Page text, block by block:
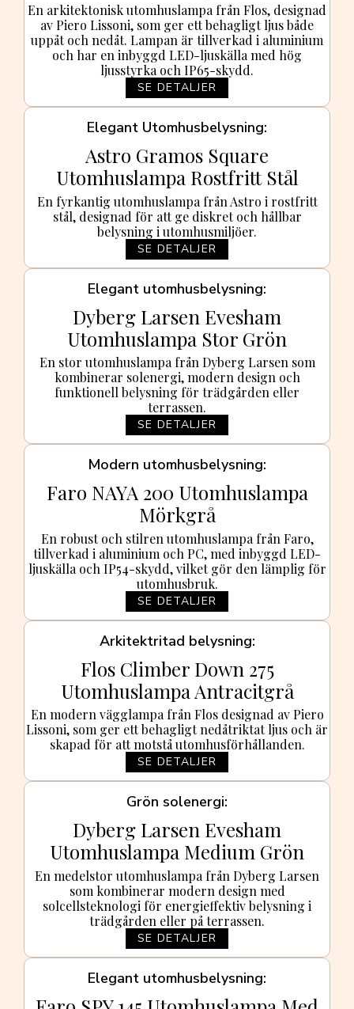
En arkitektonisk utomhuslampa från Flos, designad
av Piero Lissoni, som ger ett behagligt ljus både
uppåt och nedåt. Lampan är tillverkad i aluminium
och har en inbyggd LED-ljuskälla med hög
ljusstyrka och IP65-skydd.
SE DETALJER
Elegant Utomhusbelysning
Astro Gramos Square
Utomhuslampa Rostfritt Stål
En fyrkantig utomhuslampa från Astro i rostfritt
stål, designad för att ge diskret och hållbar
belysning i utomhusmiljöer.
SE DETALJER
Elegant utomhusbelysning
Dyberg Larsen Evesham
Utomhuslampa Stor Grön
En stor utomhuslampa från Dyberg Larsen som
kombinerar solenergi, modern design och
funktionell belysning för trädgården eller
terrassen.
SE DETALJER
Modern utomhusbelysning
Faro NAYA 200 Utomhuslampa
Mörkgrå
En robust och stilren utomhuslampa från Faro,
tillverkad i aluminium och PC, med inbyggd LED-
ljuskälla och IP54-skydd, vilket gör den lämplig för
utomhusbruk.
SE DETALJER
Arkitektritad belysning
Flos Climber Down 275
Utomhuslampa Antracitgrå
En modern vägglampa från Flos designad av Piero
Lissoni, som ger ett behagligt nedåtriktat ljus och är
skapad för att motstå utomhusförhållanden.
SE DETALJER
Grön solenergi
Dyberg Larsen Evesham
Utomhuslampa Medium Grön
En medelstor utomhuslampa från Dyberg Larsen
som kombinerar modern design med
solcellsteknologi för energieffektiv belysning i
trädgården eller på terrassen.
SE DETALJER
Elegant utomhusbelysning